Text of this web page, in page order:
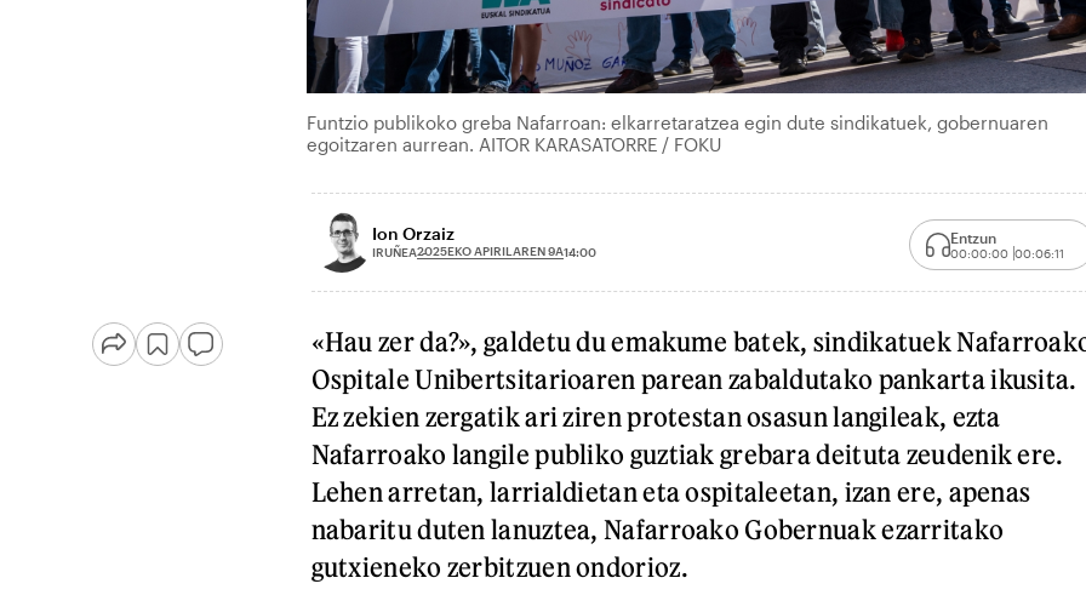
Funtzio publikoko greba Nafarroan: elkarretaratzea egin dute sindikatuek, gobernuaren
egoitzaren aurrean. AITOR KARASATORRE / FOKU
Ion Orzaiz
IRUÑEA2025EKO APIRILAREN 9A14:00
Entzun
00:00:00 00:06:11
«Hau zer da?», galdetu du emakume batek, sindikatuek
Ospitale Unibertsitarioaren parean zabaldutako pankarta ikusita.
Ez zekien zergatik ari ziren protestan osasun langileak, ezta
Nafarroako langile publiko guztiak grebara deituta zeudenik ere.
Lehen arretan, larrialdietan eta ospitaleetan, izan ere, apenas
nabaritu duten lanuztea, Nafarroako Gobernuak ezarritako
gutxieneko zerbitzuen ondorioz.